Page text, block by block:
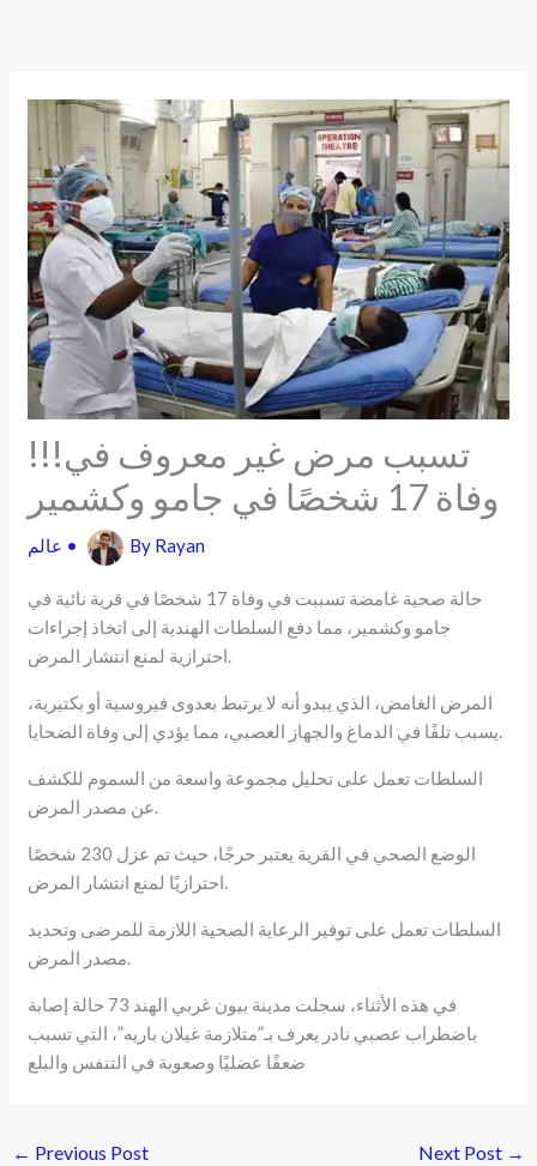
!!!تسبب مرض غير معروف في
وفاة 17 شخصًا في جامو وكشمير
عالم • By Rayan
حالة صحية غامضة تسببت في وفاة 17 شخصًا في قرية نائية في
جامو وكشمير، مما دفع السلطات الهندية إلى اتخاذ إجراءات
احترازية لمنع انتشار المرض.
المرض الغامض، الذي يبدو أنه لا يرتبط بعدوى فيروسية أو بكتيرية،
يسبب تلفًا في الدماغ والجهاز العصبي، مما يؤدي إلى وفاة الضحايا.
السلطات تعمل على تحليل مجموعة واسعة من السموم للكشف
عن مصدر المرض.
الوضع الصحي في القرية يعتبر حرجًا، حيث تم عزل 230 شخصًا
احترازيًا لمنع انتشار المرض.
السلطات تعمل على توفير الرعاية الصحية اللازمة للمرضى وتحديد
مصدر المرض.
في هذه الأثناء، سجلت مدينة بيون غربي الهند 73 حالة إصابة
باضطراب عصبي نادر يعرف بـ”متلازمة غيلان باريه”، التي تسبب
ضعفًا عضليًا وصعوبة في التنفس والبلع
← Previous Post Next Post →